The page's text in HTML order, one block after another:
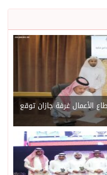
تمثل قطاع الأعمال غرفة جازان توقع